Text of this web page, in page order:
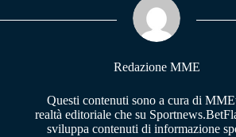
pp m
Redazione MME
Questi contenuti sono a cura di
realtà editoriale che su
sviluppa contenuti di informazione